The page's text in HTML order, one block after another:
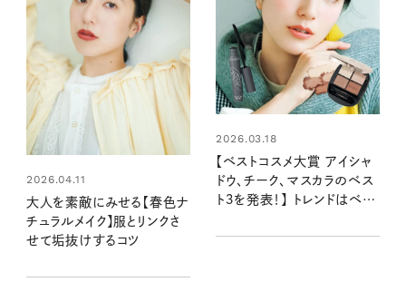
2026.04.11
大人を素敵にみせる【春色ナ
チュラルメイク】服とリンクさ
せて垢抜けするコツ
2026.03.18
【ベストコスメ大賞 アイシャ
ドウ、チーク、マスカラのベス
ト３を発表！】 トレンドはベー
半期